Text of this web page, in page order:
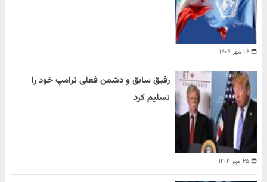
۲۶ مهر ۱۴۰۴
۲۵ مهر ۱۴۰۴
رفیق سابق و دشمن فعلی ترامپ خود را
تسلیم کرد